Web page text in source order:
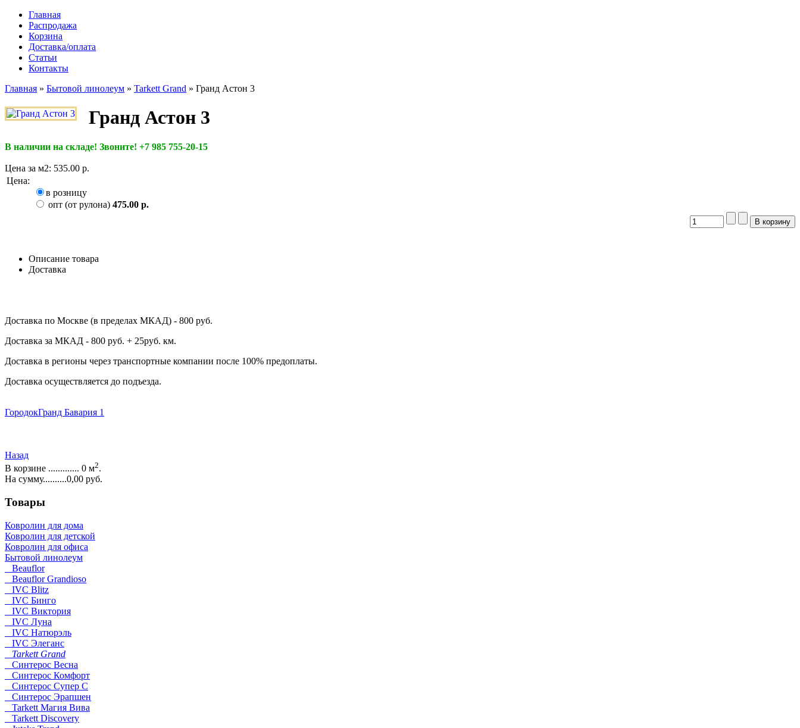
Главная
Распродажа
Корзина
Доставка/оплата
Статьи
Контакты
Главная » Бытовой линолеум » Tarkett Grand » Гранд Астон 3
Гранд Астон 3
В наличии на складе! Звоните! +7 985 755-20-15
Цена за м2: 535.00 р.
Цена:
в розницу
опт (от рулона) 475.00 р.
Описание товара
Доставка
Доставка по Москве (в пределах МКАД) - 800 руб.
Доставка за МКАД - 800 руб. + 25руб. км.
Доставка в регионы через транспортные компании после 100% предоплаты.
Доставка осуществляется до подъезда.
ГородокГранд Бавария 1
Назад
В корзине ............. 0 м2.
На сумму..........0,00 руб.
Товары
Ковролин для дома
Ковролин для детской
Ковролин для офиса
Бытовой линолеум
Beauflor
Beauflor Grandioso
IVC Blitz
IVC Бинго
IVC Виктория
IVC Луна
IVC Натюрэль
IVC Элеганс
Tarkett Grand
Синтерос Весна
Синтерос Комфорт
Синтерос Супер С
Синтерос Эрапшен
Tarkett Магия Вива
Tarkett Discovery